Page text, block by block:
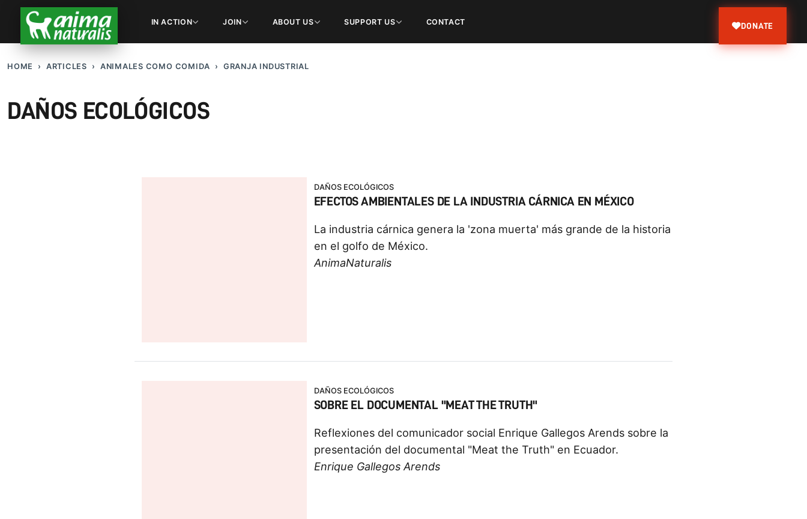
IN ACTION JOIN ABOUT US SUPPORT US CONTACT DONATE
HOME ARTICLES ANIMALES COMO COMIDA GRANJA INDUSTRIAL
DAÑOS ECOLÓGICOS
DAÑOS ECOLÓGICOS
EFECTOS AMBIENTALES DE LA INDUSTRIA CÁRNICA EN MÉXICO
La industria cárnica genera la 'zona muerta' más grande de la historia
en el golfo de México.
AnimaNaturalis
DAÑOS ECOLÓGICOS
SOBRE EL DOCUMENTAL "MEAT THE TRUTH"
Reflexiones del comunicador social Enrique Gallegos Arends sobre la
presentación del documental "Meat the Truth" en Ecuador.
Enrique Gallegos Arends